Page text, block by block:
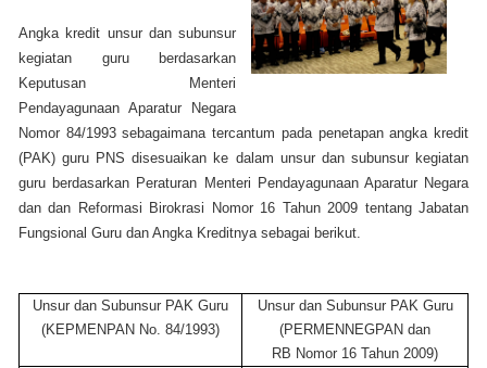
Angka kredit unsur dan subunsur
kegiatan guru berdasarkan
Keputusan Menteri
Pendayagunaan Aparatur Negara
Nomor 84/1993 sebagaimana tercantum pada penetapan angka kredit
(PAK) guru PNS disesuaikan ke dalam unsur dan subunsur kegiatan
guru berdasarkan Peraturan Menteri Pendayagunaan Aparatur Negara
dan dan Reformasi Birokrasi Nomor 16 Tahun 2009 tentang Jabatan
Fungsional Guru dan Angka Kreditnya sebagai berikut.
Unsur dan Subunsur PAK Guru
(KEPMENPAN No. 84/1993)
Unsur dan Subunsur PAK Guru
(PERMENNEGPAN dan
RB Nomor 16 Tahun 2009)